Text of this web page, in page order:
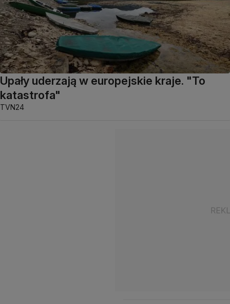
Upały uderzają w europejskie kraje. "To
katastrofa"
TVN24